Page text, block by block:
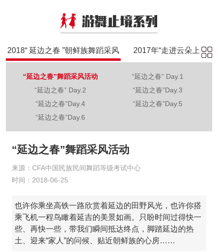
游舞止境系列
2018“ 延边之春 ”朝鲜族舞蹈采风
“延边之春”舞蹈采风活动
“延边之春” Day.1
“延边之春” Day.2
“延边之春”Day.3
“延边之春”Day.4
“延边之春”Day.5
“延边之春”Day.6
2017年“走进云朵上的尔
“延边之春”舞蹈采风活动
来源：CFA中国民族民间舞蹈等级考试中心
时间：2018-06-25
也许你乘坐高铁一路欣赏着延边的田野风光，也许你搭
乘飞机一程鸟瞰着延吉的美景如画。只盼时间过得快一
些、再快一些，带我们瞬间抵达终点，脚踏延边的热
土、迎来“家人”的问候、贴近朝鲜族的心房……